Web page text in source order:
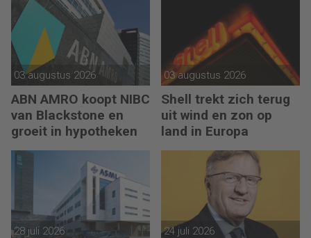
03 augustus 2026
ABN AMRO koopt NIBC
van Blackstone en
groeit in hypotheken
03 augustus 2026
Shell trekt zich terug
uit wind en zon op
land in Europa
28 juli 2026 24 juli 2026